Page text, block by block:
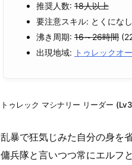
推奨人数: 18人以上
要注意スキル: とくになし
沸き周期: 16～26時間
出現地域: トゥレックオ
トゥレック マシナリー リーダー
乱暴で狂気じみた自分の身を
傭兵隊と言いつつ常にエルフ